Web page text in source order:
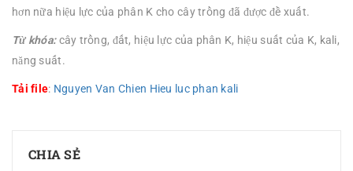
hơn nữa hiệu lực của phân K cho cây trồng đã được đề xuất.
Từ khóa:cây trồng, đất, hiệu lực của phân K, hiệu suất của K, kali,
năng suất.
Tải file: Nguyen Van Chien Hieu luc phan kali
CHIA SẺ